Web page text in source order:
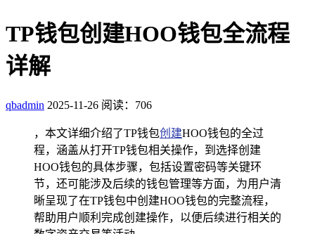
TP钱包创建HOO钱包全流程
详解
qbadmin 2025-11-26 阅读：706
，本文详细介绍了TP钱包创建HOO钱包的全过
程，涵盖从打开TP钱包相关操作，到选择创建
HOO钱包的具体步骤，包括设置密码等关键环
节，还可能涉及后续的钱包管理等方面，为用户清
晰呈现了在TP钱包中创建HOO钱包的完整流程，
帮助用户顺利完成创建操作，以便后续进行相关的